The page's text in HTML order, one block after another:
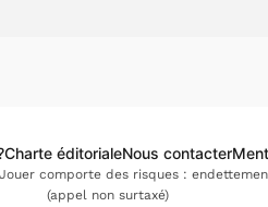
Charte éditorialeNous contacter
comporte des risques :
(appel non surtaxé)